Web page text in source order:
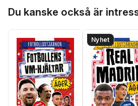
Du kanske också är
Nyhet